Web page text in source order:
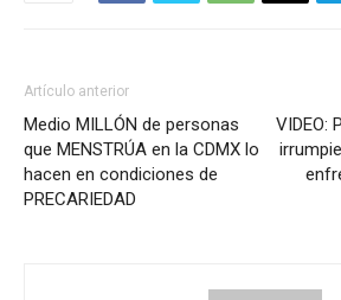
Artículo anterior
Medio MILLÓN de personas
que MENSTRÚA en la CDMX lo
hacen en condiciones de
PRECARIEDAD
VIDEO: